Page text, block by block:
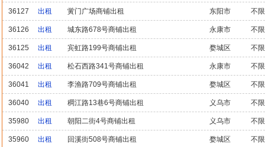
36127 出租 黉门广场商铺出租 东阳市 不限
36126 出租 城东路678号商铺出租 永康市 不限
36125 出租 宾虹路199号商铺出租 婺城区 不限
36042 出租 松石西路341号商铺出租 永康市 不限
36041 出租 李渔路709号商铺出租 婺城区 不限
36040 出租 稠江路13巷6号商铺出租 义乌市 不限
35980 出租 朝阳二街4号商铺出租 义乌市 不限
35960 出租 回溪街508号商铺出租 婺城区 不限